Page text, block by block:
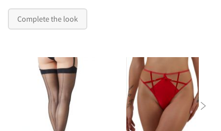
Complete the look
